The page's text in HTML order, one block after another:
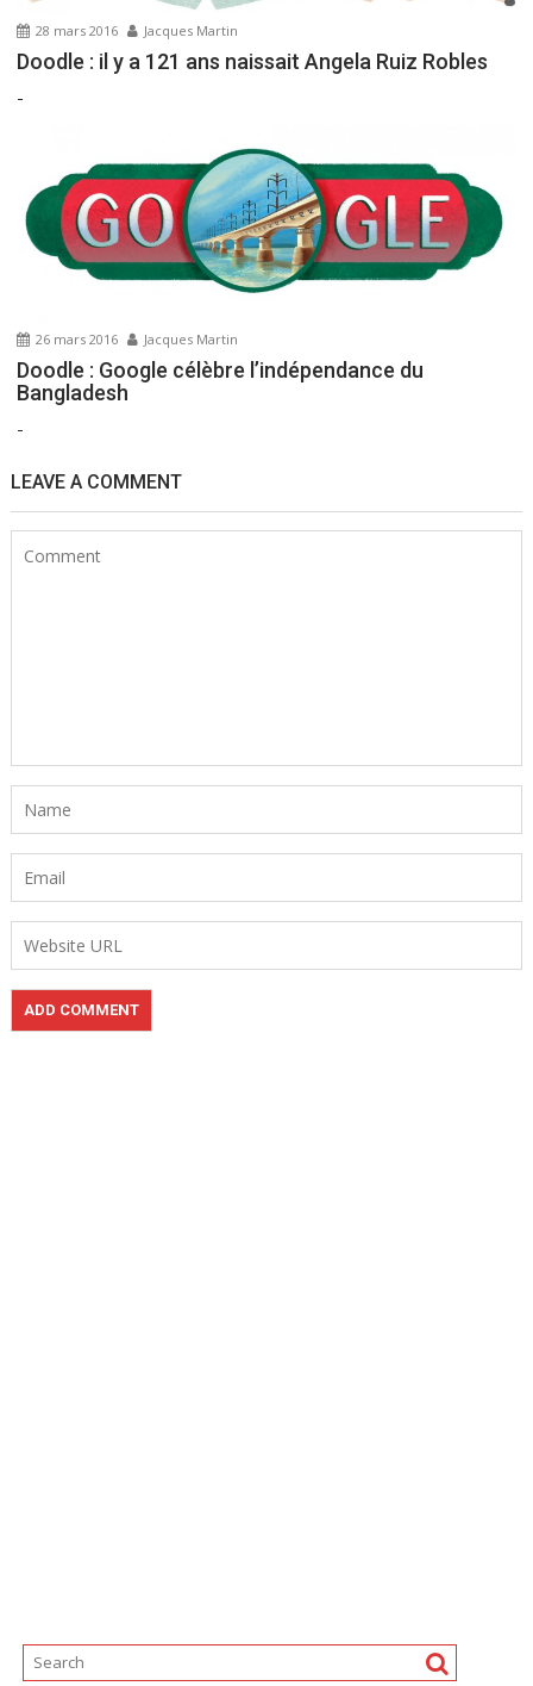
28 mars 2016 Jacques Martin
Doodle : il y a 121 ans naissait Angela Ruiz Robles
-
26 mars 2016 Jacques Martin
Doodle : Google célèbre l’indépendance du
Bangladesh
-
LEAVE A COMMENT